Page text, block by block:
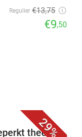
Regulier €13,75
€9,50
29%
thee bij